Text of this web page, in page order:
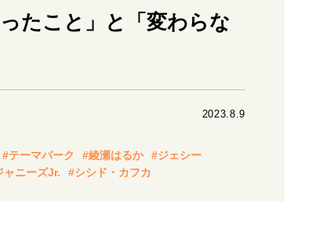
付き合い方
たこと」と「変わらな
2023.8.9
#テーマパーク #綾瀬はるか
#ジェシー
ャニーズJr. #シシド・カフカ